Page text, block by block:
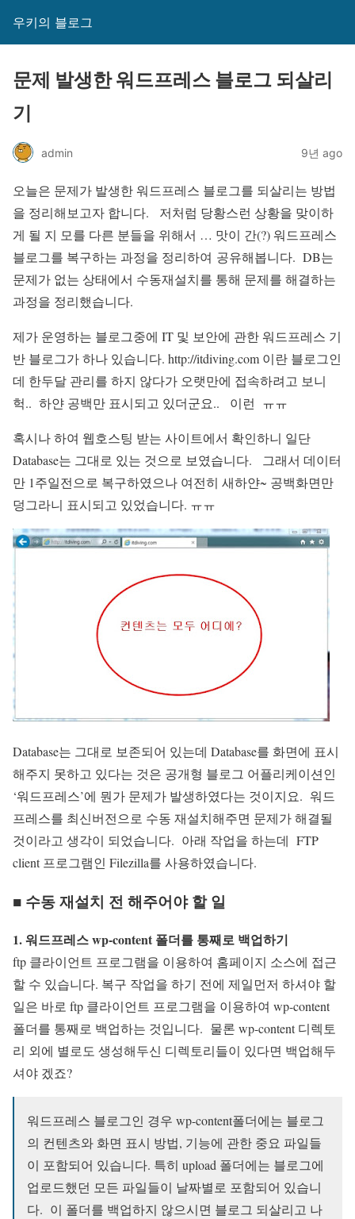
우키의 블로그
문제 발생한 워드프레스 블로그 되살리
기
admin 9년 ago
오늘은 문제가 발생한 워드프레스 블로그를 되살리는 방법
을 정리해보고자 합니다. 저처럼 당황스런 상황을 맞이하
게 될 지 모를 다른 분들을 위해서 … 맛이 간(?) 워드프레스
블로그를 복구하는 과정을 정리하여 공유해봅니다. DB는
문제가 없는 상태에서 수동재설치를 통해 문제를 해결하는
과정을 정리했습니다.
제가 운영하는 블로그중에 IT 및 보안에 관한 워드프레스 기
반 블로그가 하나 있습니다. http://itdiving.com 이란 블로그인
데 한두달 관리를 하지 않다가 오랫만에 접속하려고 보니
헉.. 하얀 공백만 표시되고 있더군요.. 이런 ㅠㅠ
혹시나 하여 웹호스팅 받는 사이트에서 확인하니 일단
Database는 그대로 있는 것으로 보였습니다. 그래서 데이터
만 1주일전으로 복구하였으나 여전히 새하얀~ 공백화면만
덩그라니 표시되고 있었습니다. ㅠㅠ
Database는 그대로 보존되어 있는데 Database를 화면에 표시
해주지 못하고 있다는 것은 공개형 블로그 어플리케이션인
‘워드프레스’에 뭔가 문제가 발생하였다는 것이지요. 워드
프레스를 최신버전으로 수동 재설치해주면 문제가 해결될
것이라고 생각이 되었습니다. 아래 작업을 하는데 FTP
client 프로그램인 Filezilla를 사용하였습니다.
■ 수동 재설치 전 해주어야 할 일
1. 워드프레스 wp-content 폴더를 통째로 백업하기
ftp 클라이언트 프로그램을 이용하여 홈페이지 소스에 접근
할 수 있습니다. 복구 작업을 하기 전에 제일먼저 하셔야 할
일은 바로 ftp 클라이언트 프로그램을 이용하여 wp-content
폴더를 통째로 백업하는 것입니다. 물론 wp-content 디렉토
리 외에 별로도 생성해두신 디렉토리들이 있다면 백업해두
셔야 겠죠?
워드프레스 블로그인 경우 wp-content폴더에는 블로그
의 컨텐츠와 화면 표시 방법, 기능에 관한 중요 파일들
이 포함되어 있습니다. 특히 upload 폴더에는 블로그에
업로드했던 모든 파일들이 날짜별로 포함되어 있습니
다. 이 폴더를 백업하지 않으시면 블로그 되살리고 나